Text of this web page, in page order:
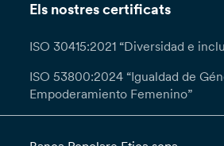
Els nostres certificats
ISO 30415:2021 “Diversidad e
ISO 53800:2024 “Igualdad de
Empoderamiento Femenino”